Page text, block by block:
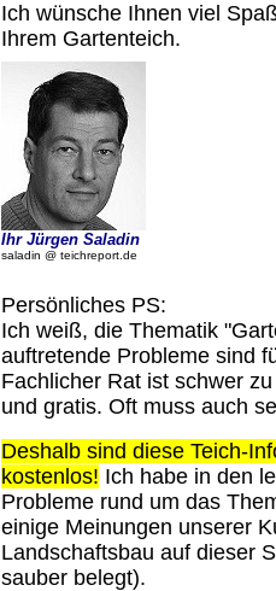
Ich wünsche Ihnen viel
Ihrem Gartenteich.
Ihr Jürgen Saladin
saladin @ teichreport.de
Persönliches PS:
Ich weiß, die Thematik
auftretende Probleme sind
Fachlicher Rat ist schwer
und gratis. Oft muss auch
Deshalb sind diese Teich-
kostenlos! Ich habe in den
Probleme rund um das
einige Meinungen unserer
Landschaftsbau auf dieser
sauber belegt).